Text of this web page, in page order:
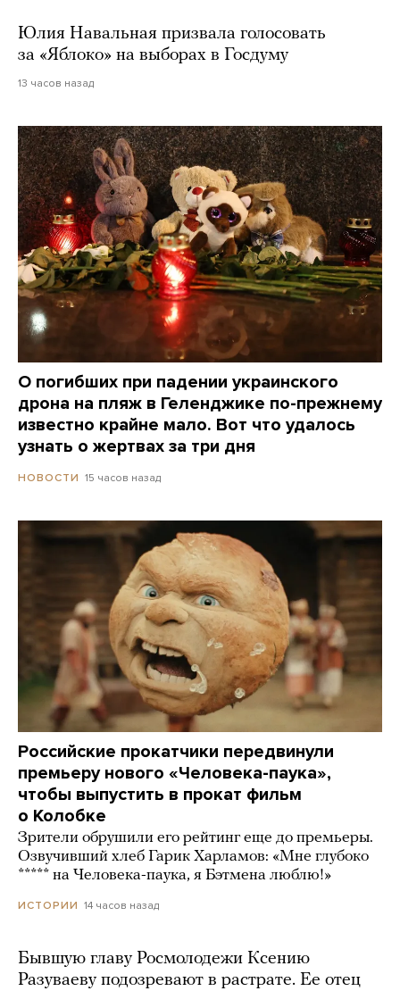
Юлия Навальная призвала голосовать
за «Яблоко» на выборах в Госдуму
13 часов назад
О погибших при падении украинского
дрона на пляж в Геленджике по-прежнему
известно крайне мало. Вот что удалось
узнать о жертвах за три дня
НОВОСТИ 15 часов назад
Российские прокатчики передвинули
премьеру нового «Человека-паука»,
чтобы выпустить в прокат фильм
о Колобке
Зрители обрушили его рейтинг еще до премьеры.
Озвучивший хлеб Гарик Харламов: «Мне глубоко
***** на Человека-паука, я Бэтмена люблю!»
ИСТОРИИ 14 часов назад
Бывшую главу Росмолодежи Ксению
Разуваеву подозревают в растрате. Ее отец